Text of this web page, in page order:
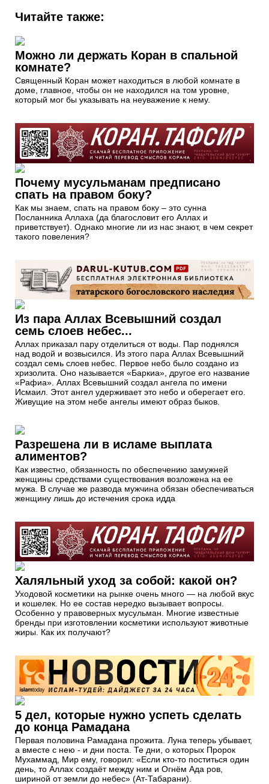
Читайте также:
Можно ли держать Коран в спальной
комнате?
Священный Коран может находиться в любой комнате в
доме, главное, чтобы он не находился на том уровне,
который мог бы указывать на неуважение к нему.
Почему мусульманам предписано
спать на правом боку?
Как мы знаем, спать на правом боку – это сунна
Посланника Аллаха (да благословит его Аллах и
приветствует). Однако многие ли из нас знают, в чем секрет
такого повеления?
Из пара Аллах Всевышний создал
семь слоев небес...
Аллах приказал пару отделиться от воды. Пар поднялся
над водой и возвысился. Из этого пара Аллах Всевышний
создал семь слоев небес. Первое небо было создано из
хризолита. Оно называется «Баркиа», другое его название
«Рафиа». Аллах Всевышний создал ангела по имени
Исмаил. Этот ангел удерживает это небо и оберегает его.
Живущие на этом небе ангелы имеют образ быков.
Разрешена ли в исламе выплата
алиментов?
Как известно, обязанность по обеспечению замужней
женщины средствами существования возложена на ее
мужа. В случае же развода мужчина обязан обеспечиваться
женщину лишь до истечения срока идда
Халяльный уход за собой: какой он?
Уходовой косметики на рынке очень много — на любой вкус
и кошелек. Но ее состав нередко вызывает вопросы.
Особенно у правоверных мусульман. Многие известные
бренды при изготовлении косметики используют животные
жиры. Как их получают?
5 дел, которые нужно успеть сделать
до конца Рамадана
Первая половина Рамадана прожита. Луна теперь убывает,
а вместе с нею - и дни поста. Те дни, о которых Пророк
Мухаммад, Мир ему, говорил: «Если кто-то поститься один
день, то Аллах создаёт между ним и Огнём Ада ров,
шириной от земли до небес» (Ат-Табарани).